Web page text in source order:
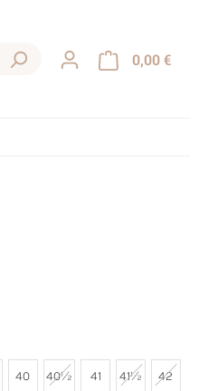
0,00 €
40 40½ 41 41½ 42